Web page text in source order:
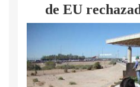
de EU